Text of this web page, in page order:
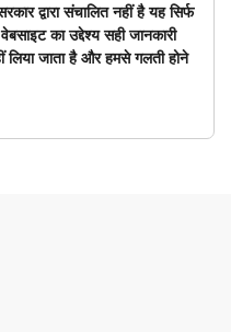
द्वारा संचालित नहीं है यह सिर्फ
का उद्देश्य सही जानकारी
लिया जाता है और हमसे गलती होने